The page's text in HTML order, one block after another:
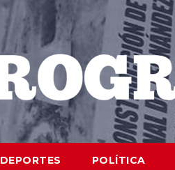
DEPORTES POLÍTICA